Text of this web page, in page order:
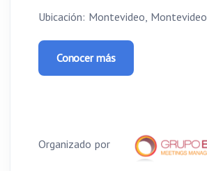
Ubicación: Montevideo, Montevideo
Conocer más
Organizado por